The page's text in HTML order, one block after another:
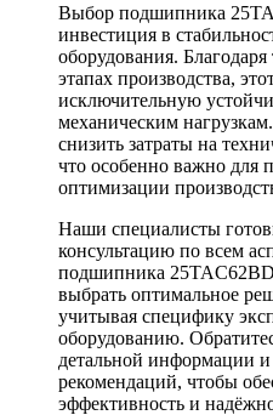
Выбор подшипника
инвестиция в
оборудования.
этапах производства,
исключительную
механическим
снизить затраты на
что особенно важно для
оптимизации
Наши специалисты
консультацию по всем
подшипника
выбрать оптимальное
учитывая специфику
оборудованию.
детальной информации
рекомендаций, чтобы
эффективность и